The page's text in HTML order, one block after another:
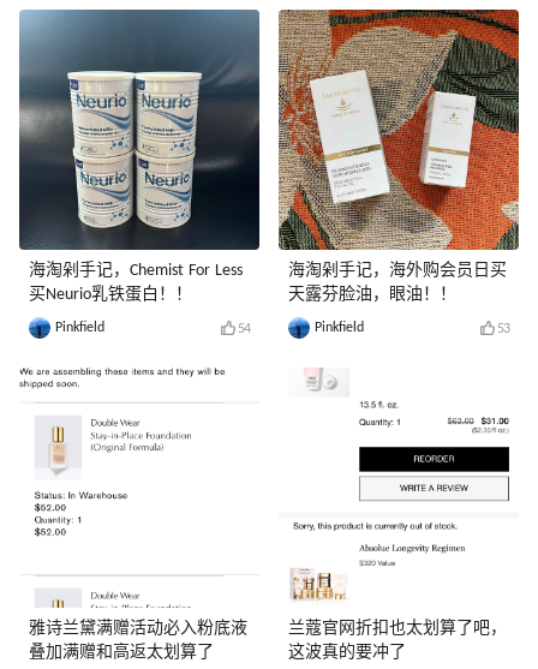
海淘剁手记，Chemist For Less
买Neurio乳铁蛋白！！
Pinkfield 54
雅诗兰黛满赠活动必入粉底液
叠加满赠和高返太划算了
海淘剁手记，海外购会员日买
天露芬脸油，眼油！！
Pinkfield 53
兰蔻官网折扣也太划算了吧，
这波真的要冲了